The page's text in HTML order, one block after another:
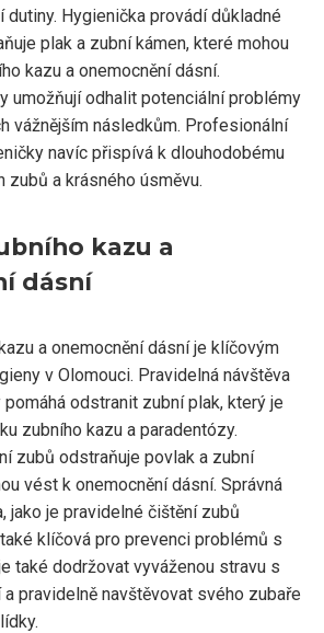
dutiny. Hygienička provádí důkladné
plak a zubní kámen, které mohou
kazu a onemocnění dásní.
umožňují odhalit potenciální problémy
vážnějším následkům. Profesionální
navíc přispívá k dlouhodobému
zubů a krásného úsměvu.
kazu a
dásní
a onemocnění dásní je klíčovým
v Olomouci. Pravidelná návštěva
odstranit zubní plak, který je
zubního kazu a paradentózy.
zubů odstraňuje povlak a zubní
vést k onemocnění dásní. Správná
jako je pravidelné čištění zubů
klíčová pro prevenci problémů s
také dodržovat vyváženou stravu s
pravidelně navštěvovat svého zubaře